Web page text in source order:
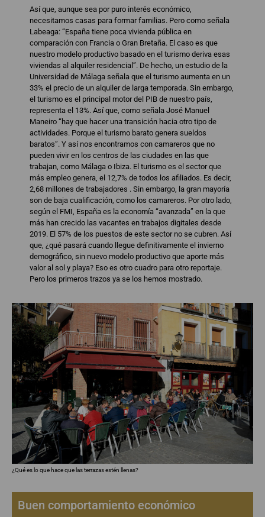
Así que, aunque sea por puro interés económico,
necesitamos casas para formar familias. Pero como señala
Labeaga: “España tiene poca vivienda pública en
comparación con Francia o Gran Bretaña. El caso es que
nuestro modelo productivo basado en el turismo deriva esas
viviendas al alquiler residencial”. De hecho, un estudio de la
Universidad de Málaga señala que el turismo aumenta en un
33% el precio de un alquiler de larga temporada. Sin embargo,
el turismo es el principal motor del PIB de nuestro país,
representa el 13%. Así que, como señala José Manuel
Maneiro “hay que hacer una transición hacia otro tipo de
actividades. Porque el turismo barato genera sueldos
baratos”. Y así nos encontramos con camareros que no
pueden vivir en los centros de las ciudades en las que
trabajan, como Málaga o Ibiza. El turismo es el sector que
más empleo genera, el 12,7% de todos los afiliados. Es decir,
2,68 millones de trabajadores . Sin embargo, la gran mayoría
son de baja cualificación, como los camareros. Por otro lado,
según el FMI, España es la economía “avanzada” en la que
más han crecido las vacantes en trabajos digitales desde
2019. El 57% de los puestos de este sector no se cubren. Así
que, ¿qué pasará cuando llegue definitivamente el invierno
demográfico, sin nuevo modelo productivo que aporte más
valor al sol y playa? Eso es otro cuadro para otro reportaje.
Pero los primeros trazos ya se los hemos mostrado.
¿Qué es lo que hace que las terrazas estén llenas?
Buen comportamiento económico